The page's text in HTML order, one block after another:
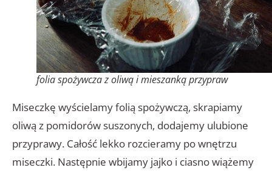
folia spożywcza z oliwą i mieszanką przypraw
Miseczkę wyścielamy folią spożywczą, skrapiamy
oliwą z pomidorów suszonych, dodajemy ulubione
przyprawy. Całość lekko rozcieramy po wnętrzu
miseczki. Następnie wbijamy jajko i ciasno wiążemy